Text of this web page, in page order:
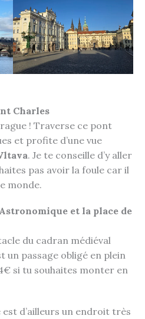
Charles
! Traverse ce pont
et profite d’une vue
. Je te conseille d’y aller
pas avoir la foule car il
monde.
et la place de
du cadran médiéval
un passage obligé en plein
si tu souhaites monter en
est d’ailleurs un endroit très